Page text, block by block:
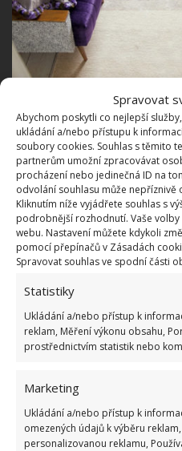
Spravovat
Abychom poskytli co nejlepší
ukládání a/nebo přístupu k
soubory cookies. Souhlas s těmito
partnerům umožní zpracovávat
procházení nebo jedinečná ID na
odvolání souhlasu může nepříznivě
Kliknutím níže vyjádřete souhlas s
podrobnější rozhodnutí. Vaše
webu. Nastavení můžete kdykoli
pomocí přepínačů v Zásadách
Spravovat souhlas ve spodní části
Statistiky
Ukládání a/nebo přístup k
reklam, Měření výkonu obsahu,
prostřednictvím statistik nebo
Marketing
Ukládání a/nebo přístup k
omezených údajů k výběru
personalizovanou reklamu,
S aplikací barvy
nejkoncentrovanější
spodní části předmětu, zdi,
je pak potřeba na sytosti
technika, ale vyžaduje
Případně se můžete
sami na určitou kombinaci